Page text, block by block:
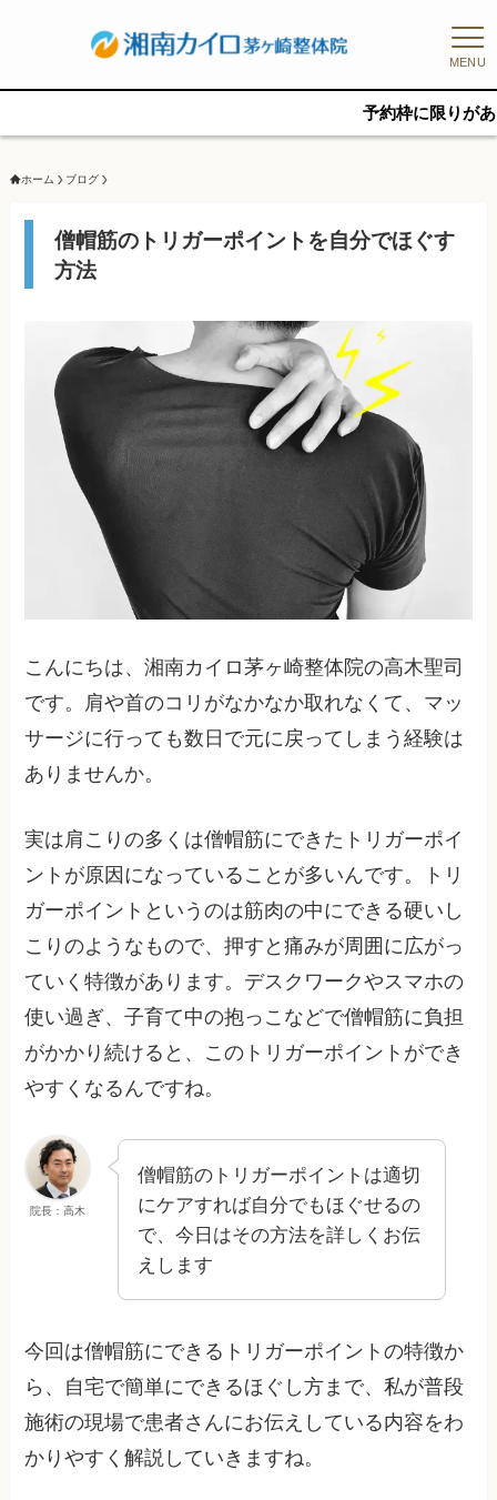
MENU
予約枠に限りがあるため、新
ホーム ブログ
僧帽筋のトリガーポイントを自分でほぐす
方法
こんにちは、湘南カイロ茅ヶ崎整体院の高木聖司
です。肩や首のコリがなかなか取れなくて、マッ
サージに行っても数日で元に戻ってしまう経験は
ありませんか。
実は肩こりの多くは僧帽筋にできたトリガーポイ
ントが原因になっていることが多いんです。トリ
ガーポイントというのは筋肉の中にできる硬いし
こりのようなもので、押すと痛みが周囲に広がっ
ていく特徴があります。デスクワークやスマホの
使い過ぎ、子育て中の抱っこなどで僧帽筋に負担
がかかり続けると、このトリガーポイントができ
やすくなるんですね。
院長：高木
僧帽筋のトリガーポイントは適切
にケアすれば自分でもほぐせるの
で、今日はその方法を詳しくお伝
えします
今回は僧帽筋にできるトリガーポイントの特徴か
ら、自宅で簡単にできるほぐし方まで、私が普段
施術の現場で患者さんにお伝えしている内容をわ
かりやすく解説していきますね。